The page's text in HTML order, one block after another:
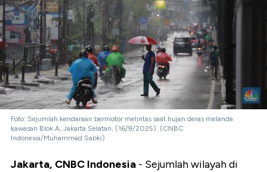
Foto: Sejumlah kendaraan bermotor melintas saat hujan deras melanda
kawasan Blok A, Jakarta Selatan, (16/9/2025). (CNBC
Indonesia/Muhammad Sabki)
Jakarta, CNBC Indonesia - Sejumlah wilayah di